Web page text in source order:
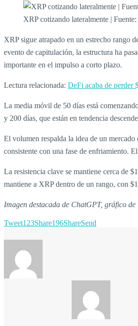
XRP cotizando lateralmente | Fuente:
XRP sigue atrapado en un estrecho rango
evento de capitulación, la estructura ha
importante en el impulso a corto plazo.
Lectura relacionada: DeFi acaba de perder
La media móvil de 50 días está
y 200 días, que están en tendencia
El volumen respalda la idea de un
consistente con una fase de enfriamiento.
La resistencia clave se mantiene cerca de
mantiene a XRP dentro de un rango, con
Imagen destacada de ChatGPT, gráfico
Tweet123Share196ShareSend